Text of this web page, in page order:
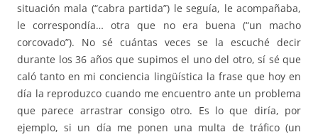
situación mala (“cabra partida”) le seguía, le acompañaba,
le correspondía… otra que no era buena (“un macho
corcovado”). No sé cuántas veces se la escuché decir
durante los 36 años que supimos el uno del otro, sí sé que
caló tanto en mi conciencia lingüística la frase que hoy en
día la reproduzco cuando me encuentro ante un problema
que parece arrastrar consigo otro. Es lo que diría, por
ejemplo, si un día me ponen una multa de tráfico (un